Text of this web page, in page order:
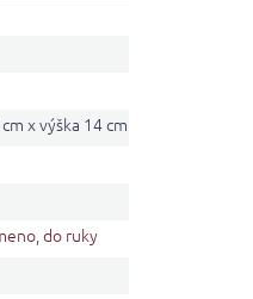
x výška 14 cm
,do ruky